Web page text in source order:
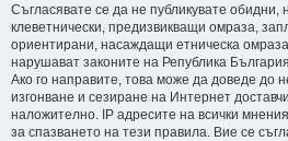
Съгласявате се да не публикувате обидни,
клеветнически, предизвикващи омраза,
ориентирани, насаждащи етническа
нарушават законите на Република
Ако го направите, това може да доведе до
изгонване и сезиране на Интернет
наложително. IP адресите на всички
за спазването на тези правила. Вие се